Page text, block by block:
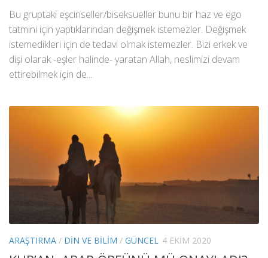
Bu gruptaki eşcinseller/biseksüeller bunu bir haz ve ego
tatmini için yaptıklarından değişmek istemezler. Değişmek
istemedikleri için de tedavi olmak istemezler. Bizi erkek ve
dişi olarak -eşler halinde- yaratan Allah, neslimizi devam
ettirebilmek için de...
ARAŞTIRMA / DIN VE BILIM / GÜNCEL 4 EKIM 2020